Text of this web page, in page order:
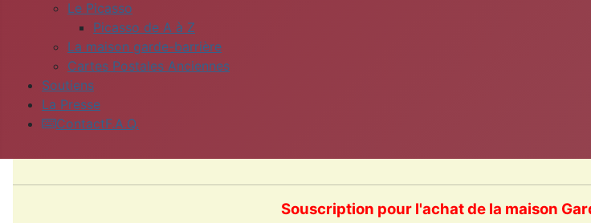
Le Picasso
Picasso de A à Z
La maison garde-barrière
Cartes Postales Anciennes
Soutiens
La Presse
ContactF.A.Q.
Souscription pour l'achat de la maison